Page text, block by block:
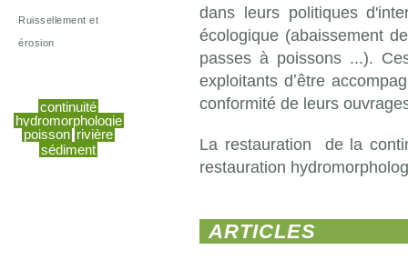
Ruissellement et
érosion
continuité
hydromorphologie
poisson rivière
sédiment
dans leurs politiques
écologique (abaissement
passes à poissons ...).
exploitants dʼêtre
conformité de leurs
La restauration de la
restauration
ARTICLES